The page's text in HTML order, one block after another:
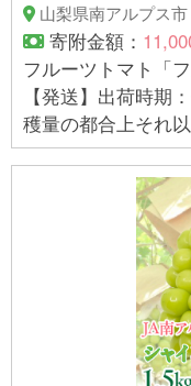
山梨県南アルプス市
寄附金額：
フルーツトマト「
【発送】出荷時期
穫量の都合上それ
で、恐れ入ります
小林建設株式会社（南
項/その他】 ※完熟
に割れが生じるこ
ことはできません
願い申し上げます
詰めしております
状況により出荷が
ください。 ※市内